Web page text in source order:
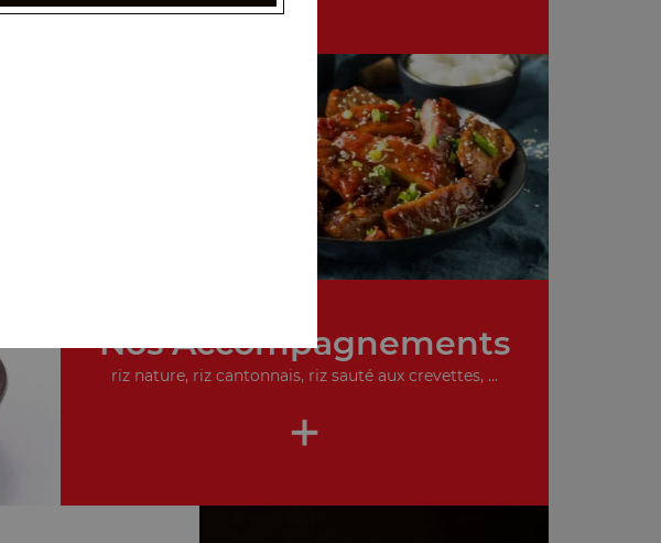
Nos Accompagnements
riz nature, riz cantonnais, riz sauté aux crevettes, ...
+